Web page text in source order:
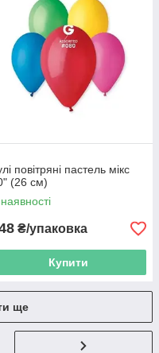
повітряні пастель мікс
(26 см)
₴/упаковка
Купити
ще